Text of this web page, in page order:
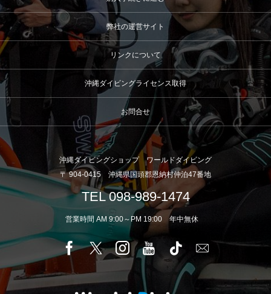
弊社の運営サイト
リンクについて
沖縄ダイビングライセンス取得
お問合せ
沖縄ダイビングショップ ワールドダイビング
〒 904-0415 沖縄県国頭郡恩納村仲泊47番地
TEL 098-989-1474
営業時間 AM 9:00～PM 19:00 年中無休